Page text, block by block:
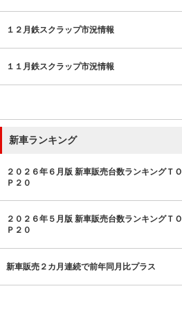
１２月鉄スクラップ市況情報
１１月鉄スクラップ市況情報
新車ランキング
２０２６年６月版 新車販売台数ランキングＴＯ
Ｐ２０
２０２６年５月版 新車販売台数ランキングＴＯ
Ｐ２０
新車販売２カ月連続で前年同月比プラス